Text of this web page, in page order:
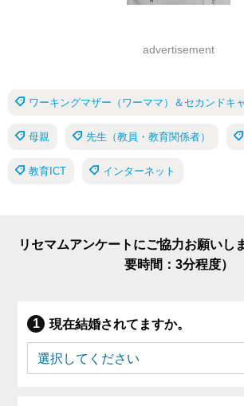
advertisement
ワーキングマザー（ワーママ）＆セカンドキ
母親 先生（教員・教育関係者）
教育ICT インターネット
リセマムアンケートにご協力お願いし
要時間：3分程度）
現在結婚されてますか。